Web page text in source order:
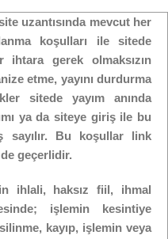
uzantısında mevcut her
koşulları ile sitede
gerek olmaksızın
etme, yayını durdurma
sitede yayım anında
ya da siteye giriş ile bu
sayılır. Bu koşullar link
geçerlidir.
ihlali, haksız fiil, ihmal
işlemin kesintiye
kayıp, işlemin veya